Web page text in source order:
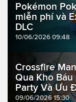
Pokémon
miễn phí và
DLC
10/06/2026 09:48
Crossfire
Qua Kho
Party Và Ưu
09/06/2026 15:30